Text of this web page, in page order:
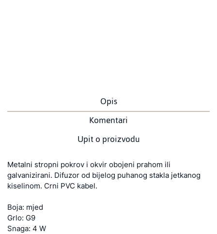
Opis
Komentari
Upit o proizvodu
Metalni stropni pokrov i okvir obojeni prahom ili
galvanizirani. Difuzor od bijelog puhanog stakla jetkanog
kiselinom. Crni PVC kabel.
Boja: mjed
Grlo: G9
Snaga: 4 W